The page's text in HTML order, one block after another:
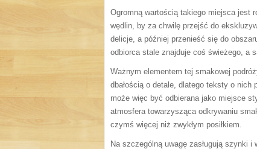
Ogromną wartością takiego miejsca jest
wędlin, by za chwilę przejść do
delicje, a później przenieść się do
odbiorca stale znajduje coś świeżego, a
Ważnym elementem tej smakowej
dbałością o detale, dlatego teksty o
może więc być odbierana jako miejsce
atmosfera towarzysząca odkrywaniu
czymś więcej niż zwykłym posiłkiem.
Na szczególną uwagę zasługują szynki